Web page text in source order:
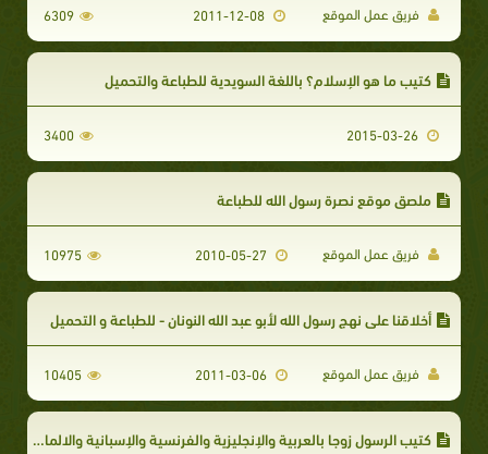
فريق عمل الموقع 6309
كتيب ما هو الإسلام؟ باللغة السويدية للطباعة والتحميل
3400
ملصق موقع نصرة رسول الله للطباعة
فريق عمل الموقع 10975
أخلاقنا على نهج رسول الله لأبو عبد الله النونان - للطباعة و التحميل
فريق عمل الموقع 10405
كتيب الرسول زوجا بالعربية والإنجليزية والفرنسية والإسبانية والالمانية